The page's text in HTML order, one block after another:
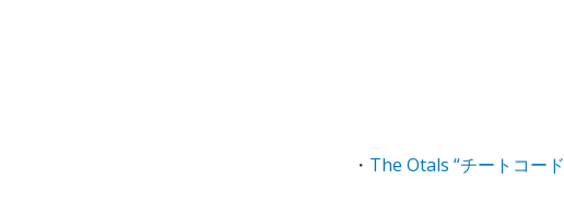
・ The Otals “チートコー